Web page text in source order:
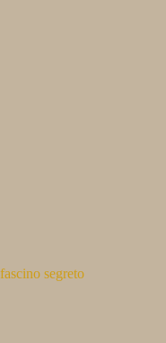
segreto